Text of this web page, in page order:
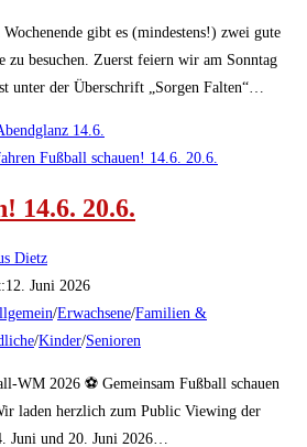
gibt es (mindestens!) zwei gute
zu besuchen. Zuerst feiern wir am Sonntag
unter der Überschrift „Sorgen Falten“…
14.6.
14.6. 20.6.
Dietz
12. Juni 2026
/Erwachsene/Familien &
/Kinder/Senioren
WM 2026 ⚽ Gemeinsam Fußball schauen
laden herzlich zum Public Viewing der
Juni und 20. Juni 2026…